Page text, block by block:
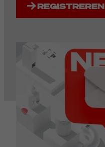
REGISTREREN